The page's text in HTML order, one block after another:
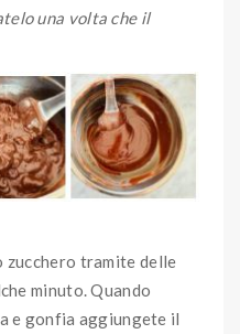
una volta che il
zucchero tramite delle
minuto. Quando
e gonfia aggiungete il